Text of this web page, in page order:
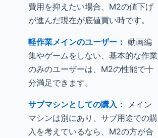
費用を抑えたい場合、M2の値下げ
が進んだ現在が底値買い時です。
軽作業メインのユーザー： 動画編
集やゲームをしない、基本的な作業
のみのユーザーは、M2の性能で十
分満足できます。
サブマシンとしての購入：
メイン
マシンは別にあり、サブ用途での購
入を考えているなら、M2の方が合